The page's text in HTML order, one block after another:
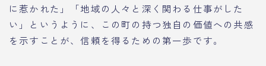
に惹かれた」「地域の人々と深く関わる仕事がした
い」というように、この町の持つ独自の価値への共感
を示すことが、信頼を得るための第一歩です。